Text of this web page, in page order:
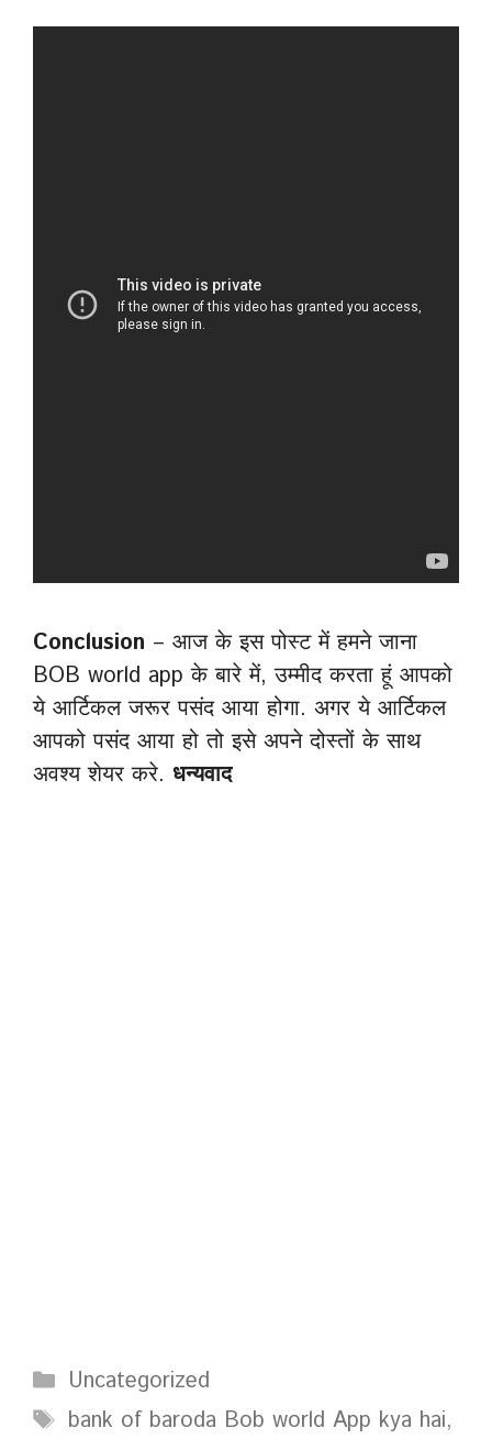
Conclusion – आज के इस पोस्ट में हमने जाना
BOB world app के बारे में, उम्मीद करता हूं आपको
ये आर्टिकल जरूर पसंद आया होगा. अगर ये आर्टिकल
आपको पसंद आया हो तो इसे अपने दोस्तों के साथ
अवश्य शेयर करे. धन्यवाद
Categories
Uncategorized
Tags
bank of baroda Bob world App kya hai,